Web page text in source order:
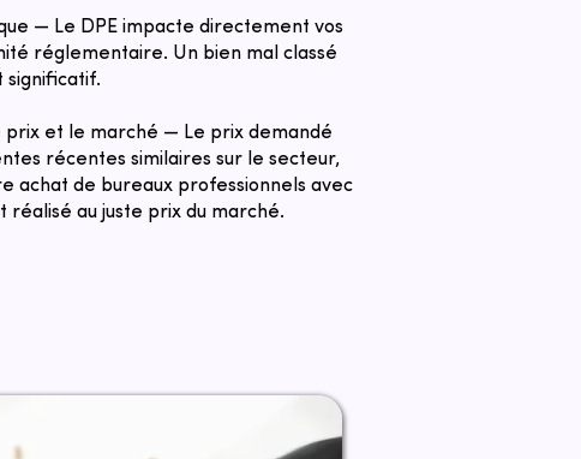
— Le DPE impacte directement vos
réglementaire. Un bien mal classé
significatif.
prix et le marché — Le prix demandé
récentes similaires sur le secteur,
achat de bureaux professionnels avec
réalisé au juste prix du marché.